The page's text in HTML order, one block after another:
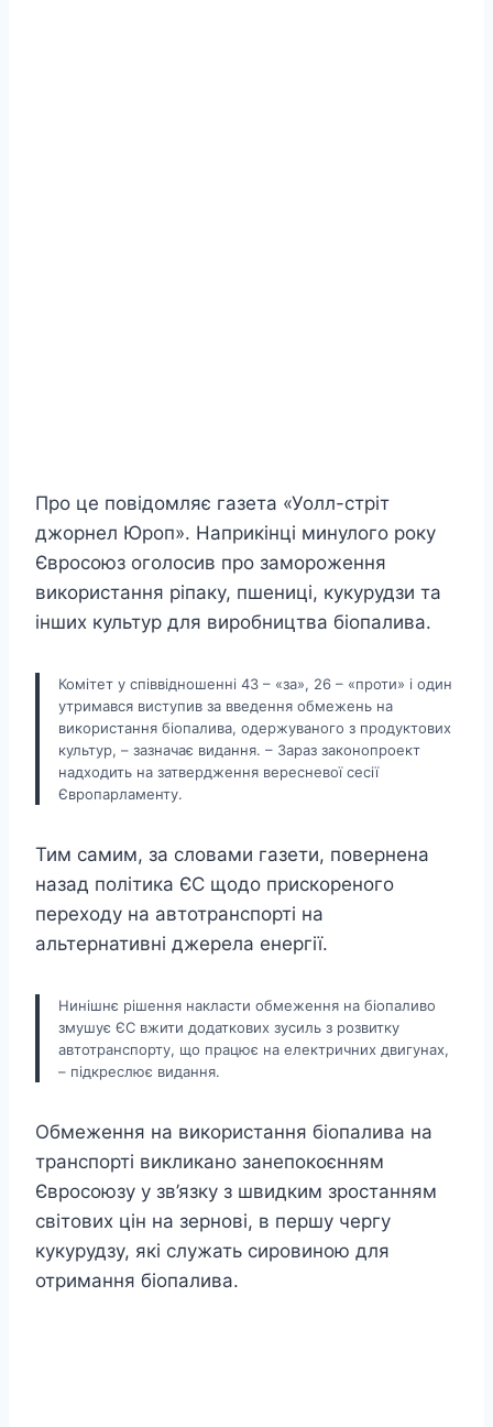
Про це повідомляє газета «Уолл-стріт
джорнел Юроп». Наприкінці минулого року
Євросоюз оголосив про замороження
використання ріпаку, пшениці, кукурудзи та
інших культур для виробництва біопалива.
Комітет у співвідношенні 43 – «за», 26 – «проти» і один
утримався виступив за введення обмежень на
використання біопалива, одержуваного з продуктових
культур, – зазначає видання. – Зараз законопроект
надходить на затвердження вересневої сесії
Європарламенту.
Тим самим, за словами газети, повернена
назад політика ЄС щодо прискореного
переходу на автотранспорті на
альтернативні джерела енергії.
Нинішнє рішення накласти обмеження на біопаливо
змушує ЄС вжити додаткових зусиль з розвитку
автотранспорту, що працює на електричних двигунах,
– підкреслює видання.
Обмеження на використання біопалива на
транспорті викликано занепокоєнням
Євросоюзу у зв’язку з швидким зростанням
світових цін на зернові, в першу чергу
кукурудзу, які служать сировиною для
отримання біопалива.